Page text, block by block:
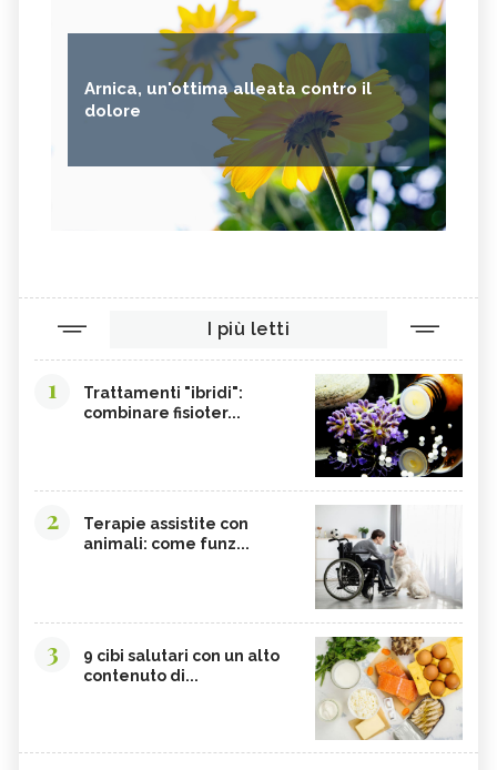
Arnica, un'ottima alleata contro il
dolore
I più letti
1
Trattamenti "ibridi":
combinare fisioter...
2
Terapie assistite con
animali: come funz...
3
9 cibi salutari con un alto
contenuto di...